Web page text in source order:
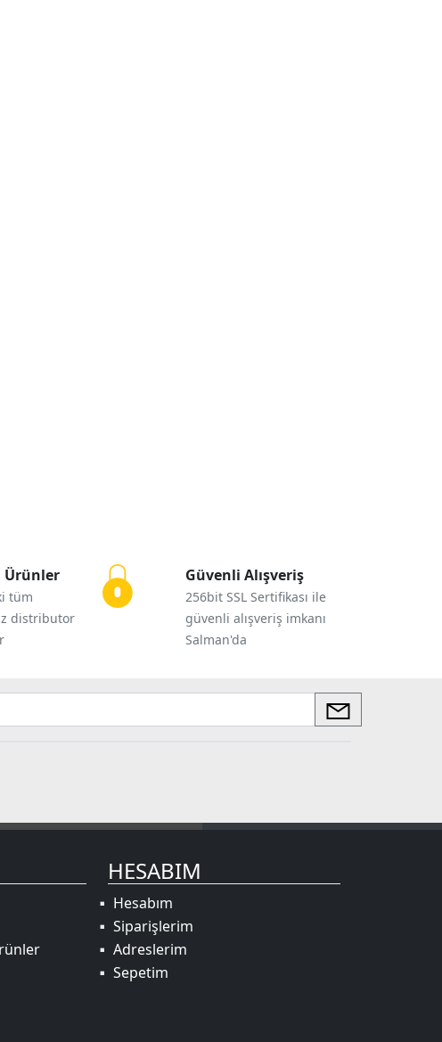
Ürünler
tüm
distributor
Güvenli Alışveriş
256bit SSL Sertifikası ile
güvenli alışveriş imkanı
Salman'da
HESABIM
Hesabım
Siparişlerim
Adreslerim
Sepetim